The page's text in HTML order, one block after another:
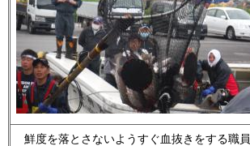
鮮度を落とさないようすぐ血抜きをする職員